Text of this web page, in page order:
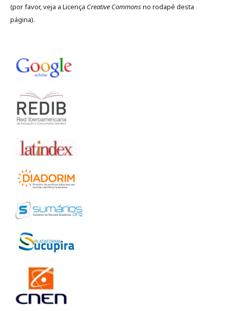
(por favor, veja a Licença Creative Commonsno rodapé desta
página).